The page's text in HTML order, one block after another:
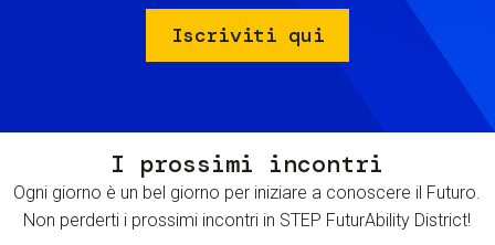
Iscriviti qui
I prossimi incontri
Ogni giorno è un bel giorno per iniziare a conoscere il Futuro.
Non perderti i prossimi incontri in STEP FuturAbility District!